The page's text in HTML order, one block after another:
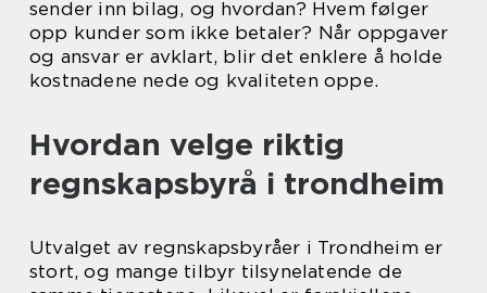
sender inn bilag, og hvordan? Hvem følger
opp kunder som ikke betaler? Når oppgaver
og ansvar er avklart, blir det enklere å holde
kostnadene nede og kvaliteten oppe.
Hvordan velge riktig
regnskapsbyrå i trondheim
Utvalget av regnskapsbyråer i Trondheim er
stort, og mange tilbyr tilsynelatende de